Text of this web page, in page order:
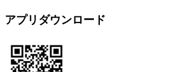
アプリダウンロード